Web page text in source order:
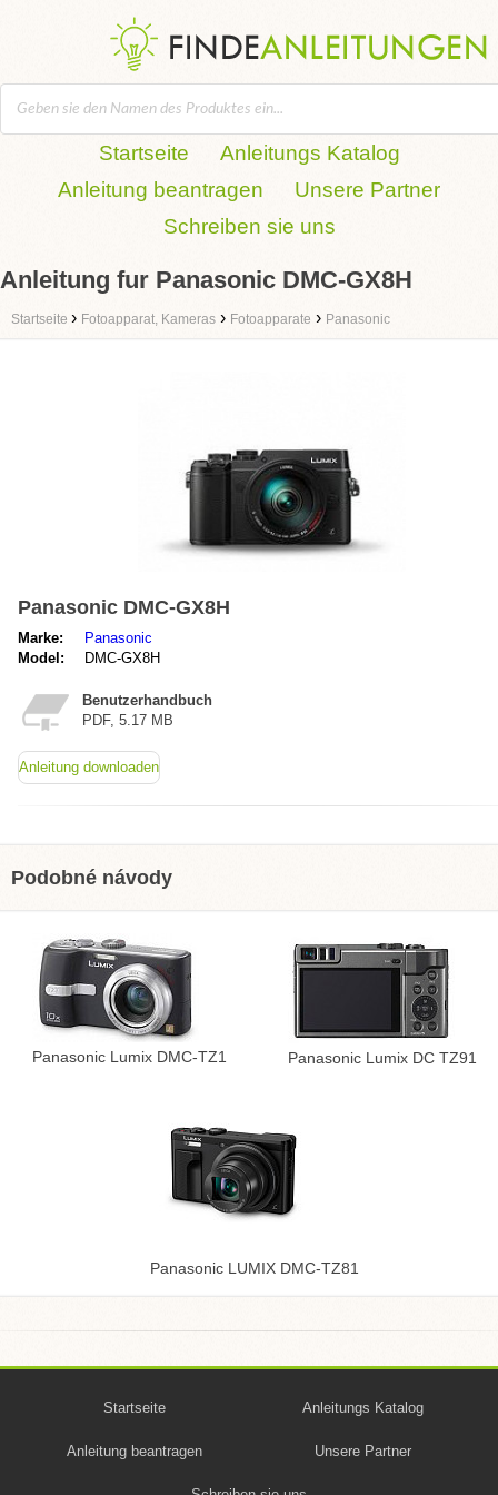
Startseite
Anleitungs Katalog
Anleitung beantragen
Unsere Partner
Schreiben sie uns
Anleitung fur Panasonic DMC-GX8H
Startseite › Fotoapparat, Kameras › Fotoapparate › Panasonic
Panasonic DMC-GX8H
Marke:
Panasonic
Model:
DMC-GX8H
Benutzerhandbuch
PDF, 5.17 MB
Anleitung downloaden
Podobné návody
Panasonic Lumix DMC-TZ1 Panasonic Lumix DC TZ91
Panasonic LUMIX DMC-TZ81
Startseite Anleitungs Katalog
Anleitung beantragen Unsere Partner